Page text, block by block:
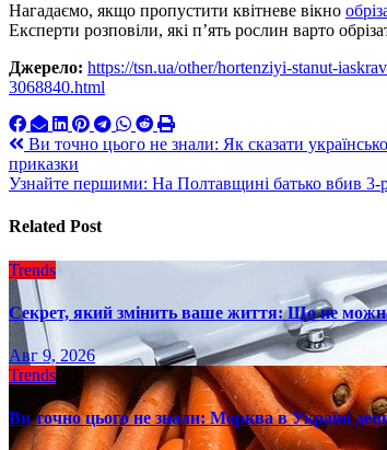
Нагадаємо, якщо пропустити квітневе вікно
Експерти розповіли, які п’ять рослин варто
Джерело: https://tsn.ua/other/hortenziyi-stanut-
3068840.html
Навигация
по
Ви точно цього не знали: Як сказати
приказки
Узнайте першими: На Полтавщині батько вбив 3-
Related Post
Trends
Секрет, який змінить ваше життя: Що не
Авг 9, 2026
Trends
Ви точно цього не знали: Морква в Україні